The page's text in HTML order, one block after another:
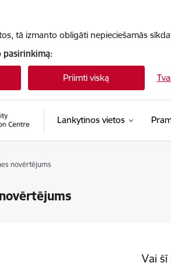
tā izmanto obligāti nepieciešamās
pasirinkimą:
Priimti viską
Lankytinos vietos
novērtējums
Vai